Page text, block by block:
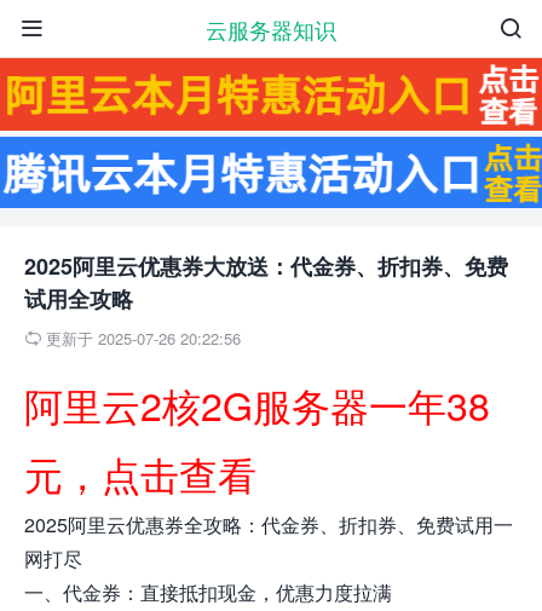
云服务器知识 

2025阿里云优惠券大放送：代金券、折扣券、免费
试用全攻略
 更新于 2025-07-26 20:22:56
阿里云2核2G服务器一年38
元，点击查看
2025阿里云优惠券全攻略：代金券、折扣券、免费试用一
网打尽
一、代金券：直接抵扣现金，优惠力度拉满